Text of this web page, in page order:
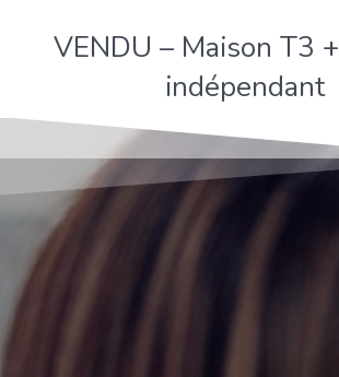
VENDU – Maison T3
indépendant